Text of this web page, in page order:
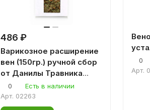
486 ₽
Варикозное расширение
вен (150гр.) ручной сбор
от Данилы Травника
разжижает кровь,
укрепляет капилляры
0
Есть в наличии
Арт. 02263
0
Арт.